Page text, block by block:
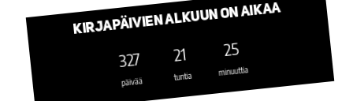
Kirjapäivien alkuun on aikaa
327
päivää
21
tuntia
25
minuuttia